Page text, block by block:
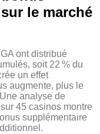
le marché
ont distribué
soit 22 % du
un effet
augmente, plus le
analyse de
45 casinos montre
supplémentaire